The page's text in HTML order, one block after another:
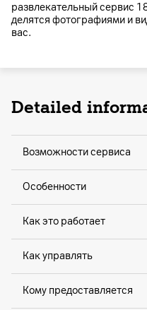
развлекательный сервис
делятся фотографиями и
вас.
Detailed
Возможности сервиса
Особенности
Как это работает
Как управлять
Кому предоставляется